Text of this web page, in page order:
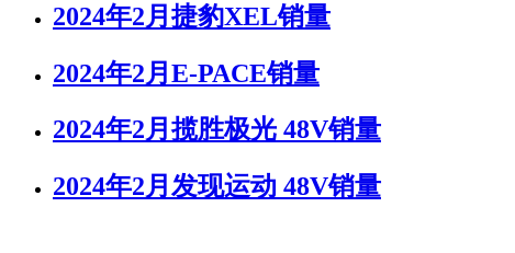
2024年2月捷豹XEL销量
2024年2月E-PACE销量
2024年2月揽胜极光 48V销量
2024年2月发现运动 48V销量